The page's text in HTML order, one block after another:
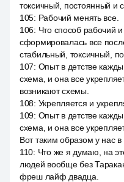
токсичный, постоянный и
105: Рабочий менять все.
106: Что способ рабочий
сформировалась все
стабильный, токсичный,
107: Опыт в детстве
схема, и она все
возникают схемы.
108: Укрепляется и
109: Опыт в детстве
схема, и она все
Вот таким образом у нас в
110: Что же я думаю, на
людей вообще без
фреш лайф двадца.